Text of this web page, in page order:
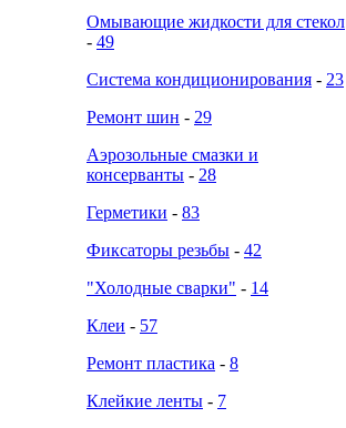
Омывающие жидкости для стекол
- 49
Система кондиционирования - 23
Ремонт шин - 29
Аэрозольные смазки и
консерванты - 28
Герметики - 83
Фиксаторы резьбы - 42
"Холодные сварки" - 14
Клеи - 57
Ремонт пластика - 8
Клейкие ленты - 7